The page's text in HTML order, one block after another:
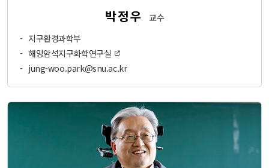
박정우
교수
- 지구환경과학부
- 해양암석지구화학연구실
- jung-woo.park@snu.ac.kr